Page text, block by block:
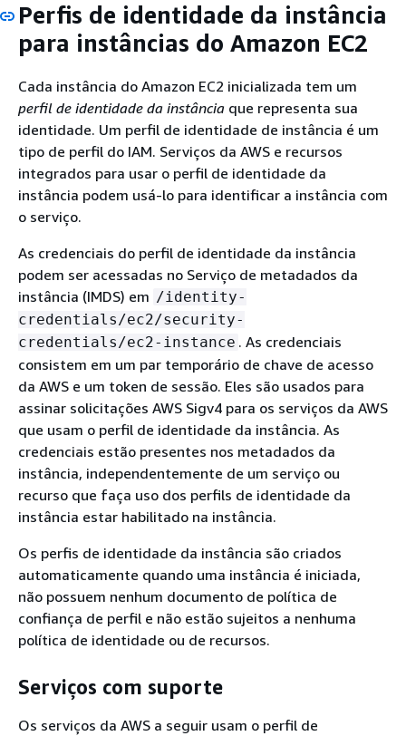
Perfis de identidade da instância
para instâncias do Amazon EC2
Cada instância do Amazon EC2 inicializada tem um
perfil de identidade da instância que representa sua
identidade. Um perfil de identidade de instância é um
tipo de perfil do IAM. Serviços da AWS e recursos
integrados para usar o perfil de identidade da
instância podem usá-lo para identificar a instância com
o serviço.
As credenciais do perfil de identidade da instância
podem ser acessadas no Serviço de metadados da
instância (IMDS) em /identity-
credentials/ec2/security-
credentials/ec2-instance . As credenciais
consistem em um par temporário de chave de acesso
da AWS e um token de sessão. Eles são usados para
assinar solicitações AWS Sigv4 para os serviços da AWS
que usam o perfil de identidade da instância. As
credenciais estão presentes nos metadados da
instância, independentemente de um serviço ou
recurso que faça uso dos perfils de identidade da
instância estar habilitado na instância.
Os perfis de identidade da instância são criados
automaticamente quando uma instância é iniciada,
não possuem nenhum documento de política de
confiança de perfil e não estão sujeitos a nenhuma
política de identidade ou de recursos.
Serviços com suporte
Os serviços da AWS a seguir usam o perfil de